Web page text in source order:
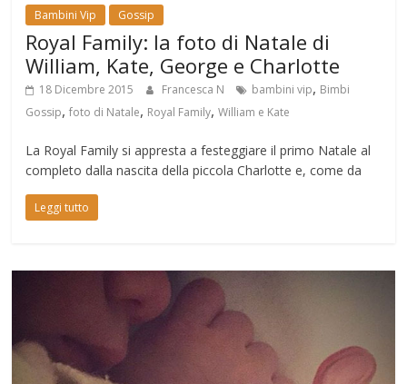
Bambini Vip Gossip
Royal Family: la foto di Natale di
William, Kate, George e Charlotte
18 Dicembre 2015 Francesca N bambini vip, Bimbi
Gossip,foto di Natale, Royal Family,William e Kate
La Royal Family si appresta a festeggiare il primo Natale al
completo dalla nascita della piccola Charlotte e, come da
Leggi tutto